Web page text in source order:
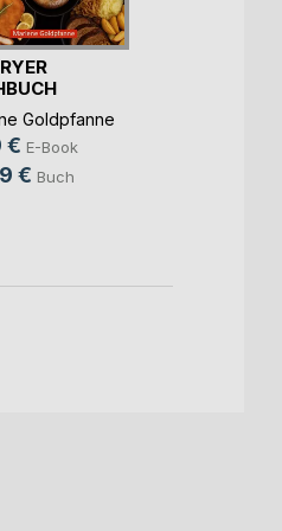
Goldpfanne
€ E-Book
€ Buch